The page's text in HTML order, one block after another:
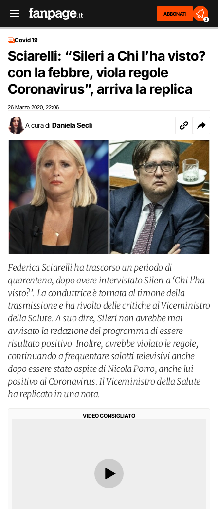
ABBONATI
2
Covid 19
Sciarelli: “Sileri a Chi l’ha visto?
con la febbre, viola regole
Coronavirus”, arriva la replica
26 Marzo 2020 22:06
A cura di Daniela Seclì
Federica Sciarelli ha trascorso un periodo di
quarentena, dopo avere intervistato Sileri a ‘Chi l’ha
visto?’. La conduttrice è tornata al timone della
trasmissione e ha rivolto delle critiche al Viceministro
della Salute. A suo dire, Sileri non avrebbe mai
avvisato la redazione del programma di essere
risultato positivo. Inoltre, avrebbe violato le regole,
continuando a frequentare salotti televisivi anche
dopo essere stato ospite di Nicola Porro, anche lui
positivo al Coronavirus. Il Viceministro della Salute
ha replicato in una nota.
VIDEO CONSIGLIATO